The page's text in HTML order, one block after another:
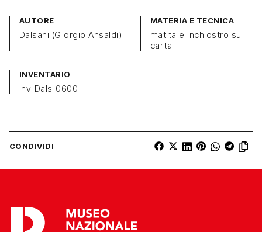
AUTORE
Dalsani (Giorgio Ansaldi)
MATERIA E TECNICA
matita e inchiostro su
carta
INVENTARIO
Inv_Dals_0600
CONDIVIDI